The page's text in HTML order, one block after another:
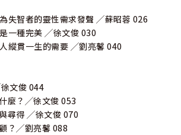
土地農業的書寫。
失智者的靈性需求發聲 ╱蘇昭蓉 026
一種完美 ╱徐文俊 030
縱貫一生的需要 ╱劉亮馨 040
文俊 044
麼？╱徐文俊 053
尋得 ╱徐文俊 070
？╱劉亮馨 088